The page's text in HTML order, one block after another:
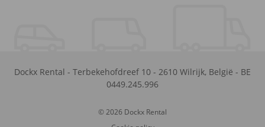
Dockx Rental - Terbekehofdreef 10 - 2610 Wilrijk, België - BE
0449.245.996
© 2026 Dockx Rental